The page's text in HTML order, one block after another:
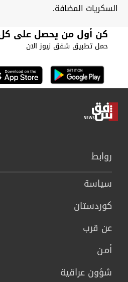
السكريات المضافة.
كن أول من يحصل على كل
حمل تطبيق شفق نيوز الان
روابط
سیاسة
كوردستان
عن قرب
أمـن
شؤون عراقية